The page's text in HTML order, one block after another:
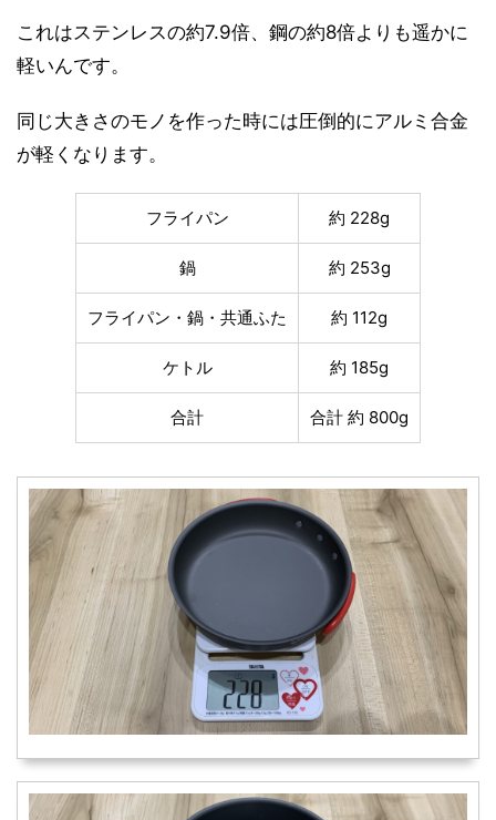
これはステンレスの約7.9倍、鋼の約8倍よりも遥かに
軽いんです。
同じ大きさのモノを作った時には圧倒的にアルミ合金
が軽くなります。
フライパン 約 228g
鍋 約 253g
フライパン・鍋・共通ふた 約 112g
ケトル 約 185g
合計 合計 約 800g